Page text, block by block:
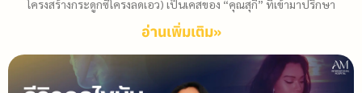
โครงสร้างกระดูกซี่โครงลดเอว) เป็นเคสของ “คุณสุกี้” ที่เข้ามาปรึกษา
อ่านเพิ่มเติม»